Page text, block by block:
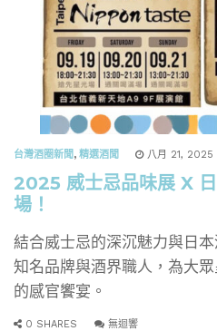
台灣酒圈新聞, 精選酒聞 八月 21, 2025
2025 威士忌品味展 X
場！
結合威士忌的深沉魅力與日
知名品牌與酒界職人，為大
的感官饗宴。
0 SHARES 無迴響